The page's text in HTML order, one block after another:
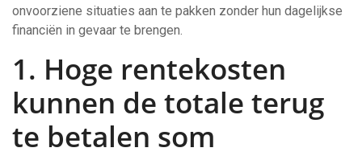
onvoorziene situaties aan te pakken zonder hun dagelijkse
financiën in gevaar te brengen.
1. Hoge rentekosten
kunnen de totale terug
te betalen som